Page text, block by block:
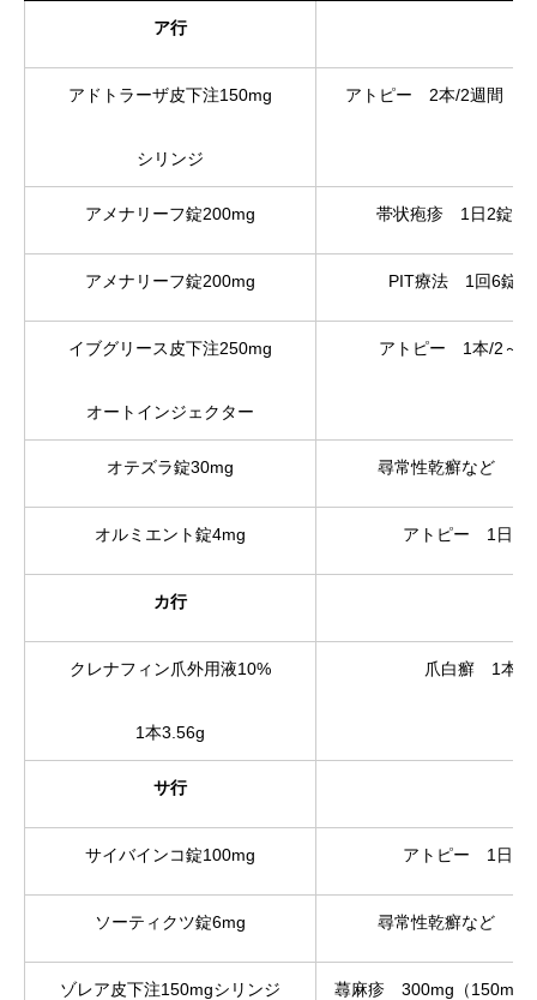
ア行
アドトラーザ皮下注150mg
シリンジ
アトピー 2本/2週間（
アメナリーフ錠200mg 帯状疱疹 1日2錠×7
アメナリーフ錠200mg PIT療法 1回6錠
イブグリース皮下注250mg
オートインジェクター
アトピー 1本/2～4
オテズラ錠30mg 尋常性乾癬など 1
オルミエント錠4mg アトピー 1日1
カ行
クレナフィン爪外用液10%
1本3.56g
爪白癬 1本
サ行
サイバインコ錠100mg アトピー 1日1
ソーティクツ錠6mg 尋常性乾癬など 1
ゾレア皮下注150mgシリンジ 蕁麻疹 300mg（